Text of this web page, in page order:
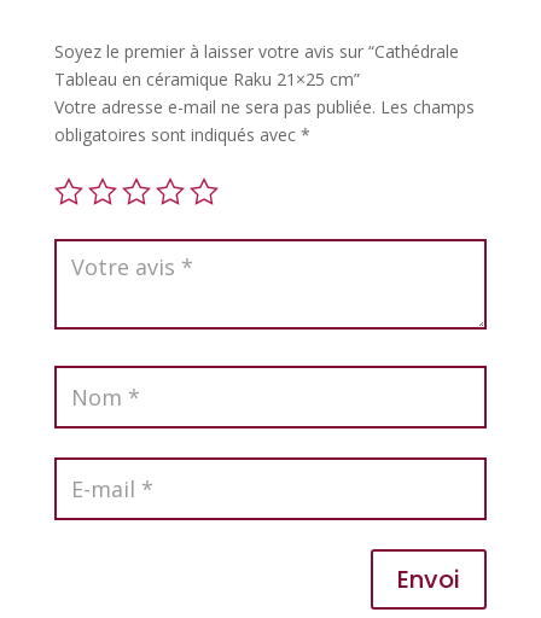
Soyez le premier à laisser votre avis sur “Cathédrale
Tableau en céramique Raku 21×25 cm”
Votre adresse e-mail ne sera pas publiée. Les champs
obligatoires sont indiqués avec *
Envoi